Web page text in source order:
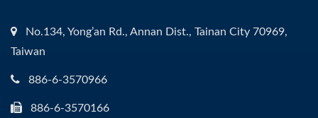
No.134, Yong’an Rd., Annan Dist., Tainan City 70969,
Taiwan
886-6-3570966
886-6-3570166